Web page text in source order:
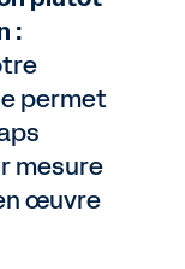
:
permet
mesure
œuvre